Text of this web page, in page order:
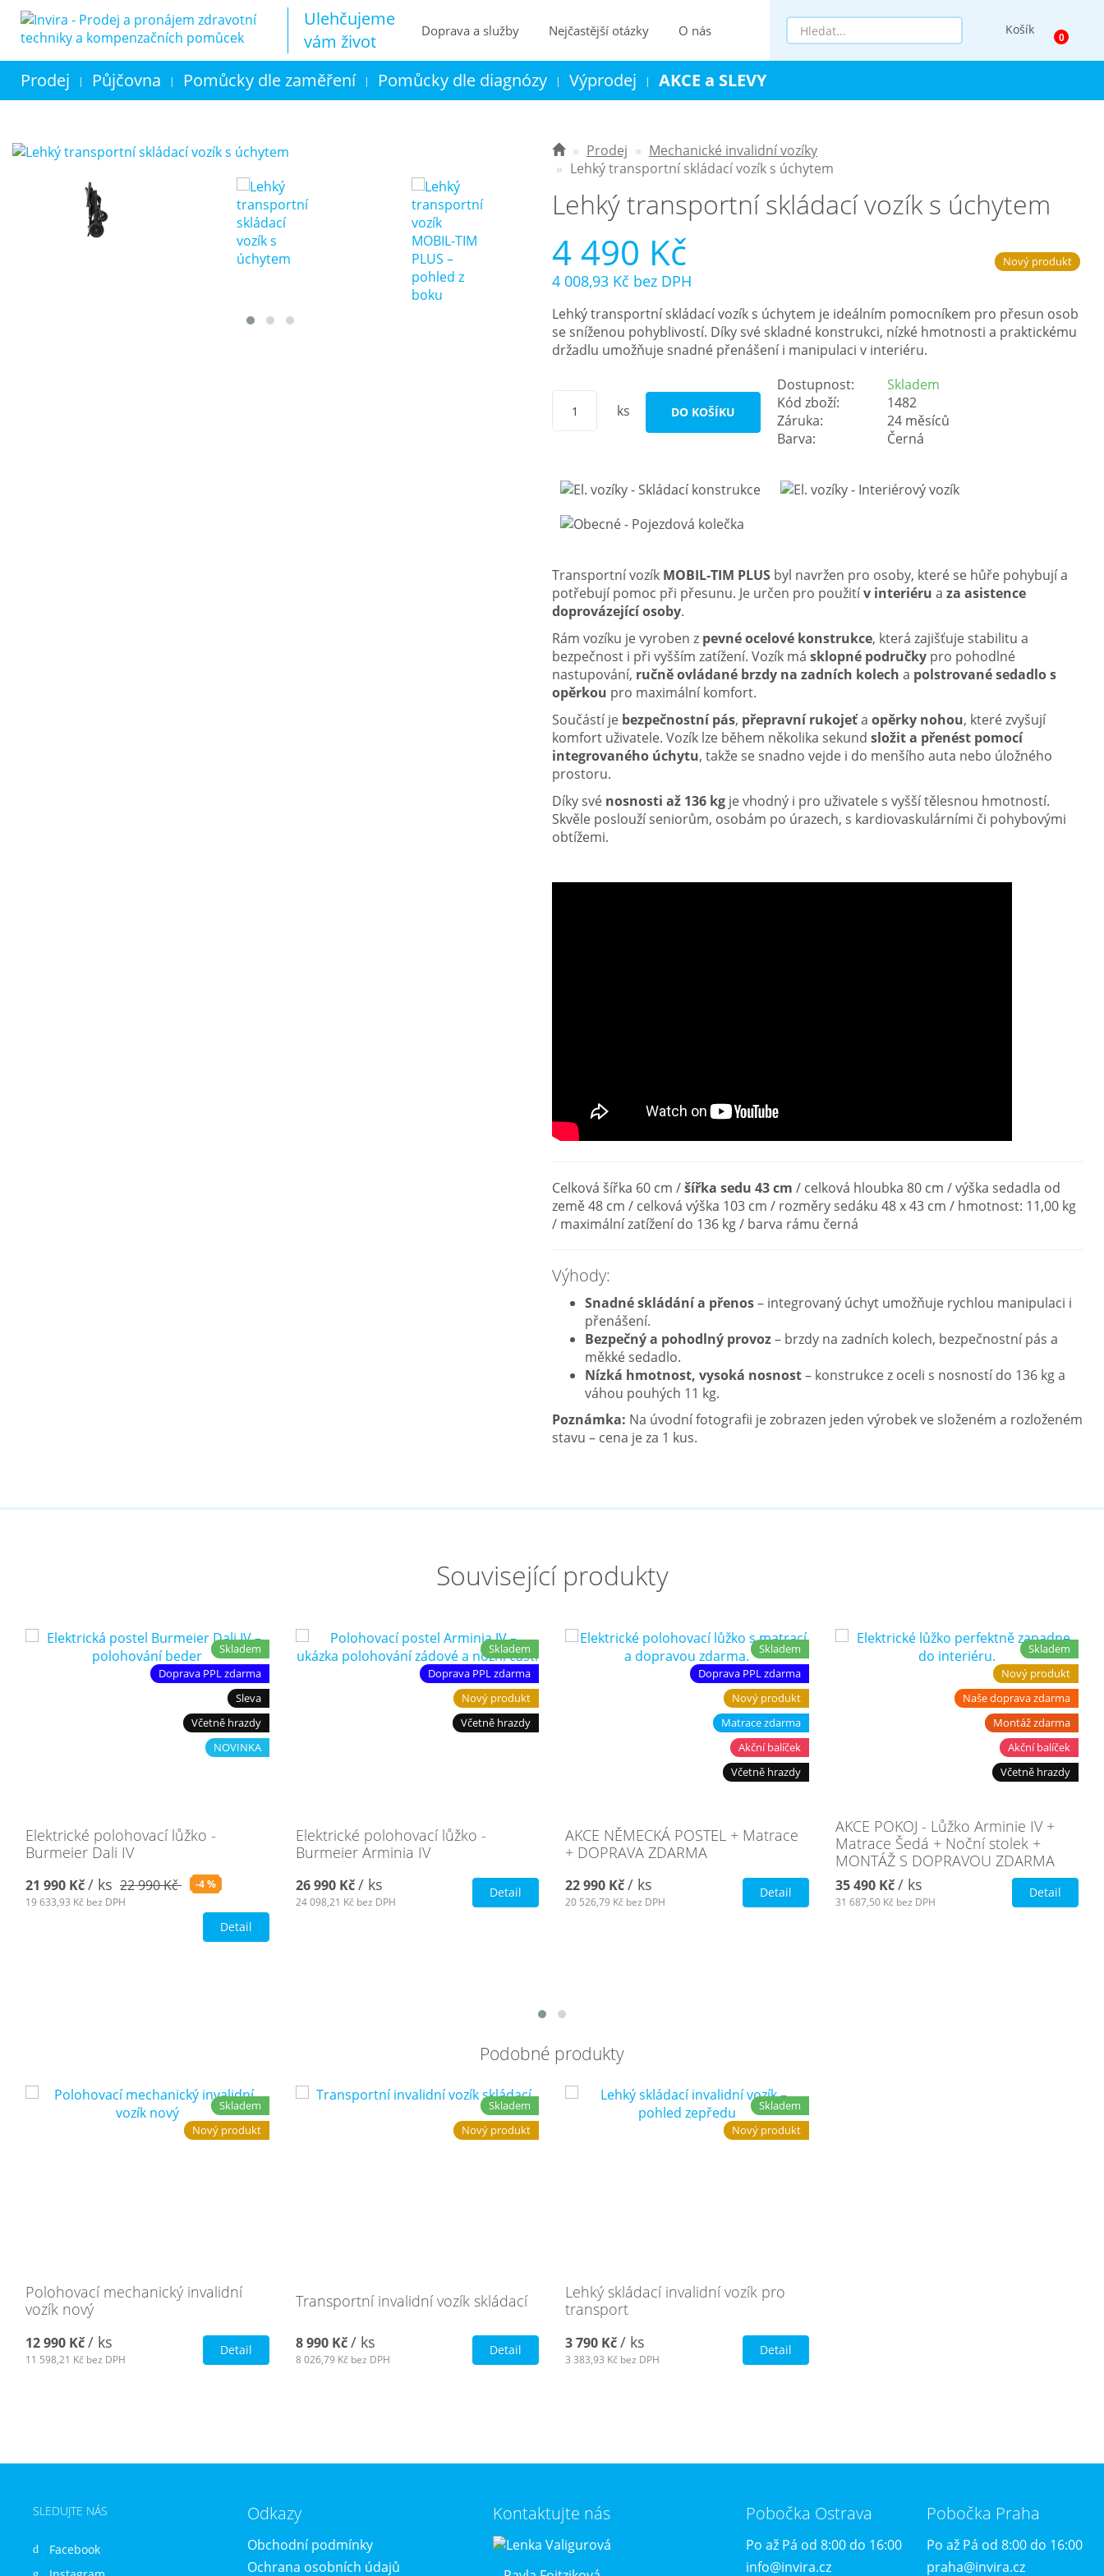
Ulehčujeme
vám život
Doprava a služby Nejčastější otázky O nás
Kontakt Košík
Košík
Prodej | Půjčovna | Pomůcky dle zaměření | Pomůcky dle diagnózy | Výprodej | AKCE a SLEVY
Prodej
Mechanické invalidní vozíky
Lehký transportní skládací vozík s úchytem
Lehký transportní skládací vozík s úchytem
4 490 Kč
4 008,93 Kč bez DPH
Nový produkt
Lehký transportní skládací vozík s úchytem je ideálním pomocníkem pro přesun osob
se sníženou pohyblivostí. Díky své skladné konstrukci, nízké hmotnosti a praktickému
držadlu umožňuje snadné přenášení i manipulaci v interiéru.
ks DO KOŠÍKU
Dostupnost:
Skladem
Kód zboží:
1482
Záruka:
24 měsíců
Barva:
Černá
Transportní vozík MOBIL-TIM PLUS byl navržen pro osoby, které se hůře pohybují a
potřebují pomoc při přesunu. Je určen pro použitív interiéru a za asistence
doprovázející osoby.
Rám vozíku je vyroben z pevné ocelové konstrukce, která zajišťuje stabilitu a
bezpečnost i při vyšším zatížení. Vozík má sklopné područky pro pohodlné
nastupování, ručně ovládané brzdy na zadních kolech a polstrované sedadlo s
opěrkou pro maximální komfort.
Součástí je bezpečnostní pás, přepravní rukojeťa opěrky nohou, které zvyšují
komfort uživatele. Vozík lze během několika sekund složit a přenést pomocí
integrovaného úchytu, takže se snadno vejde i do menšího auta nebo úložného
prostoru.
Díky své nosnosti až 136 kg je vhodný i pro uživatele s vyšší tělesnou hmotností.
Skvěle poslouží seniorům, osobám po úrazech, s kardiovaskulárními či pohybovými
obtížemi.
Celková šířka 60 cm /šířka sedu 43 cm / celková hloubka 80 cm / výška sedadla od
země 48 cm / celková výška 103 cm / rozměry sedáku 48 x 43 cm / hmotnost: 11,00 kg
/ maximální zatížení do 136 kg / barva rámu černá
Výhody:
Snadné skládání a přenos– integrovaný úchyt umožňuje rychlou manipulaci i
přenášení.
Bezpečný a pohodlný provoz– brzdy na zadních kolech, bezpečnostní pás a
měkké sedadlo.
Nízká hmotnost, vysoká nosnost– konstrukce z oceli s nosností do 136 kg a
váhou pouhých 11 kg.
Poznámka: Na úvodní fotografii je zobrazen jeden výrobek ve složeném a rozloženém
stavu – cena je za 1 kus.
Související produkty
Skladem
Doprava PPL zdarma
Sleva
Včetně hrazdy
NOVINKA
Elektrické polohovací lůžko -
Burmeier Dali IV
21 990 Kč/ ks 22 990 Kč
-4 %
19 633,93 Kč bez DPH
Detail
Skladem
Doprava PPL zdarma
Nový produkt
Včetně hrazdy
Elektrické polohovací lůžko -
Burmeier Arminia IV
26 990 Kč / ks
24 098,21 Kč bez DPH
Detail
Skladem
Doprava PPL zdarma
Nový produkt
Matrace zdarma
Akční balíček
Včetně hrazdy
AKCE NĚMECKÁ POSTEL + Matrace
+ DOPRAVA ZDARMA
22 990 Kč/ ks
20 526,79 Kč bez DPH
Detail
Skladem
Nový produkt
Naše doprava zdarma
Montáž zdarma
Akční balíček
Včetně hrazdy
AKCE POKOJ - Lůžko Arminie IV +
Matrace Šedá + Noční stolek +
MONTÁŽ S DOPRAVOU ZDARMA
35 490 Kč / ks
31 687,50 Kč bez DPH
Detail
Podobné produkty
Skladem
Nový produkt
Polohovací mechanický invalidní
vozík nový
12 990 Kč/ ks
11 598,21 Kč bez DPH
Detail
Skladem
Nový produkt
Transportní invalidní vozík skládací
8 990 Kč / ks
8 026,79 Kč bez DPH
Detail
Skladem
Nový produkt
Lehký skládací invalidní vozík pro
transport
3 790 Kč/ ks
3 383,93 Kč bez DPH
Detail
SLEDUJTE NÁS
Facebook
Odkazy
Obchodní podmínky
Ochrana osobních údajů
Kontaktujte nás Pobočka Ostrava
Po až Pá od 8:00 do 16:00
info@invira.cz
Pobočka Praha
Po až Pá od 8:00 do 16:00
praha@invira.cz